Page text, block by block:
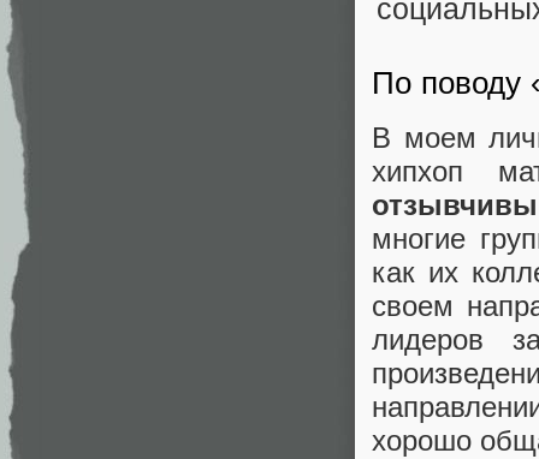
По поводу
В моем
хипхоп
отзывчивы
многие
как их
своем
лидеров
хорошо